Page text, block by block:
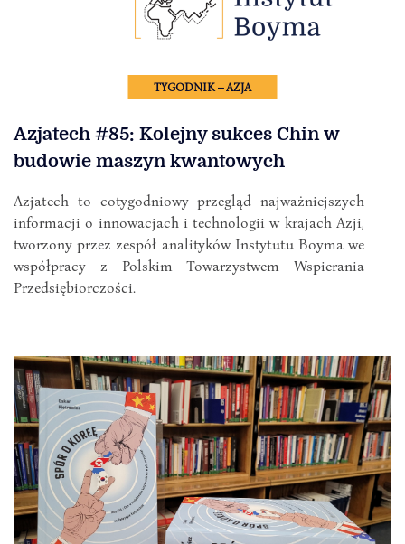
TYGODNIK – AZJA
Azjatech #85: Kolejny sukces Chin w
budowie maszyn kwantowych
Azjatech to cotygodniowy przegląd najważniejszych
informacji o innowacjach i technologii w krajach Azji,
tworzony przez zespół analityków Instytutu Boyma we
współpracy z Polskim Towarzystwem Wspierania
Przedsiębiorczości.